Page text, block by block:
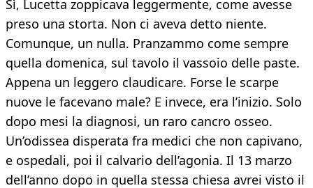
Sì, Lucetta zoppicava leggermente, come avesse
preso una storta. Non ci aveva detto niente.
Comunque, un nulla. Pranzammo come sempre
quella domenica, sul tavolo il vassoio delle paste.
Appena un leggero claudicare. Forse le scarpe
nuove le facevano male? E invece, era l’inizio. Solo
dopo mesi la diagnosi, un raro cancro osseo.
Un’odissea disperata fra medici che non capivano,
e ospedali, poi il calvario dell’agonia. Il 13 marzo
dell’anno dopo in quella stessa chiesa avrei visto il